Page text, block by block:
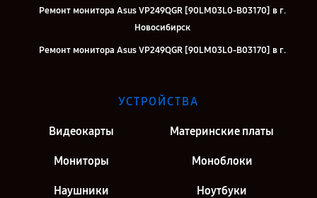
Ремонт монитора Asus VP249QGR [90LM03L0-B03170] в г.
Новосибирск
Ремонт монитора Asus VP249QGR [90LM03L0-B03170] в г.
Ремонт монитора Asus VP249QGR [90LM03L0-B03170] в г. Санкт-
УСТРОЙСТВА
Видеокарты Материнские платы
Мониторы Моноблоки
Наушники Ноутбуки